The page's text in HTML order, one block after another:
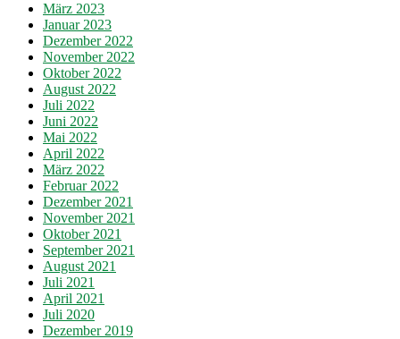
März 2023
Januar 2023
Dezember 2022
November 2022
Oktober 2022
August 2022
Juli 2022
Juni 2022
Mai 2022
April 2022
März 2022
Februar 2022
Dezember 2021
November 2021
Oktober 2021
September 2021
August 2021
Juli 2021
April 2021
Juli 2020
Dezember 2019